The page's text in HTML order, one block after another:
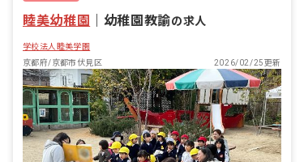
睦美幼稚園 幼稚園教諭の求人
学校法人睦美学園
京都府/京都市伏見区
2026/02/25更新